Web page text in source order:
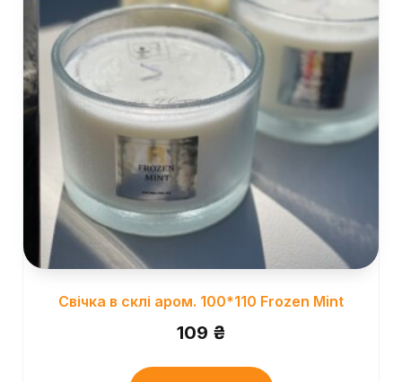
Свічка в склі аром. 100*110 Frozen Mint
109 ₴